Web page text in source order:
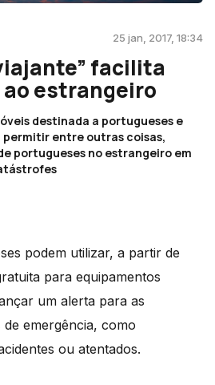
25 jan, 2017, 18:34
facilita
estrangeiro
destinada a portugueses e
entre outras coisas,
portugueses no estrangeiro em
podem utilizar, a partir de
para equipamentos
um alerta para as
emergência, como
ou atentados.